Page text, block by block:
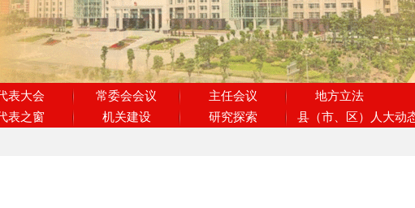
表大会 常委会会议 主任会议
地方立法
表之窗 机关建设 研究探索 县（市、区）人大动